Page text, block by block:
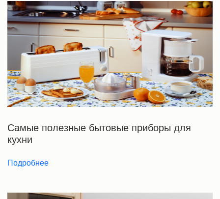
Самые полезные бытовые приборы для
кухни
Подробнее